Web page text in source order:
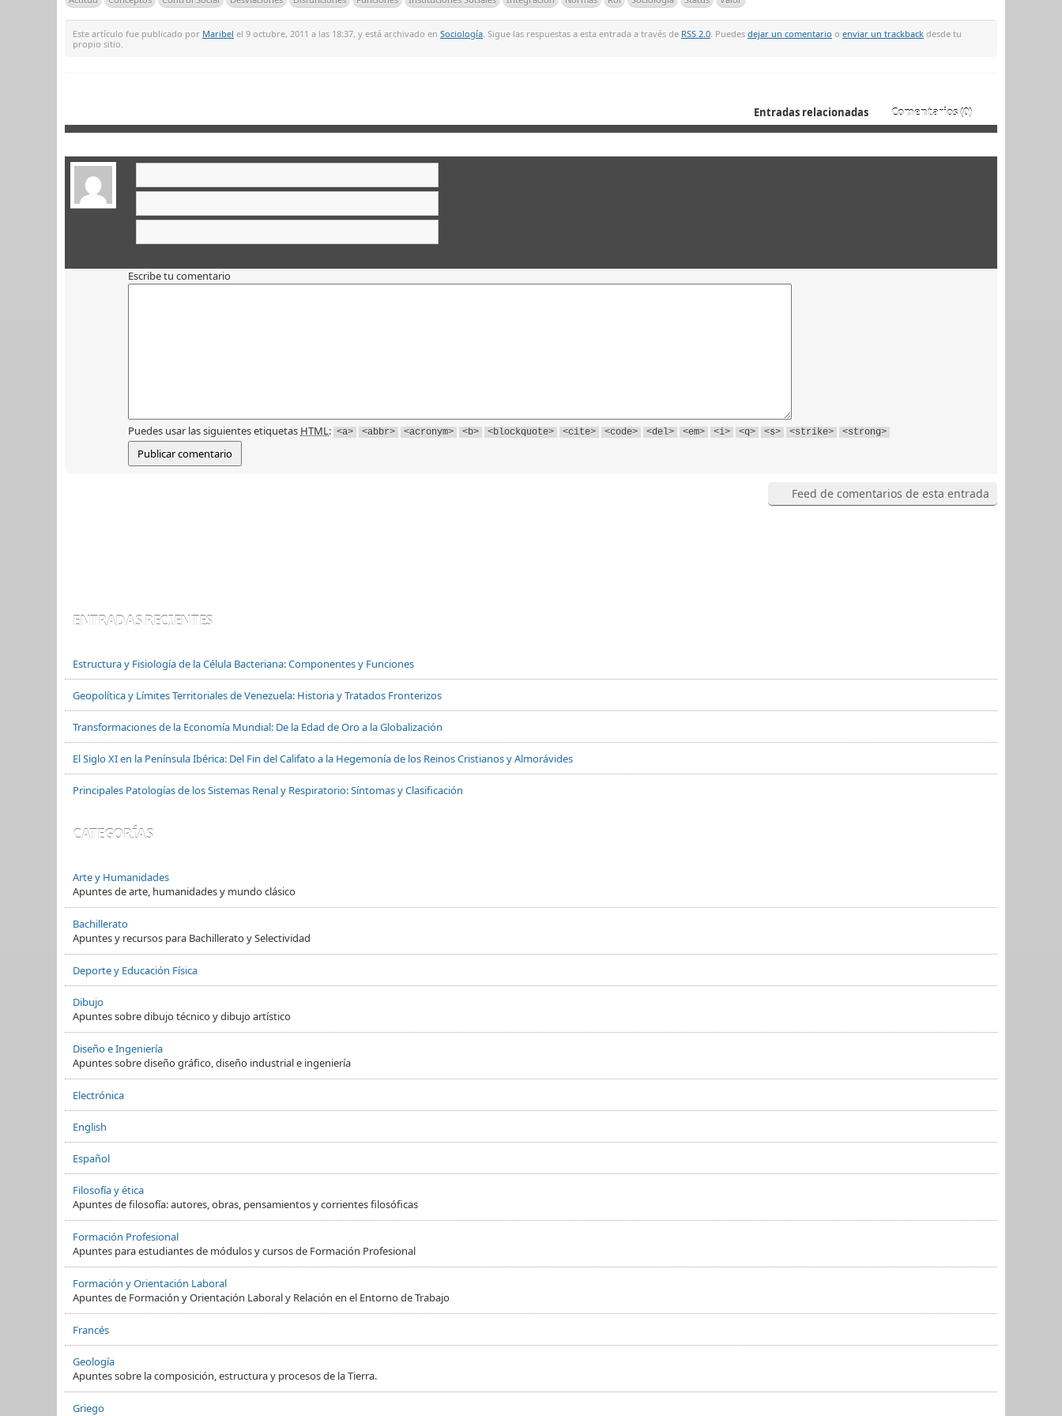
Este artículo fue publicado por Maribel el 9 octubre, 2011 a las 18:37, y está archivado en Sociología . Sigue las respuestas a esta entrada a través de RSS 2.0 . Puedes dejar un comentario o enviar un trackback desde tu
propio sitio.
Comentarios (0)
Entradas relacionadas
Escribe tu comentario
Puedes usar las siguientes etiquetas HTML: <a> <abbr> <acronym> <b> <blockquote> <cite> <code> <del> <em> <i> <q> <s> <strike> <strong>
Feed de comentarios de esta entrada
ENTRADAS RECIENTES
Estructura y Fisiología de la Célula Bacteriana: Componentes y Funciones
Geopolítica y Límites Territoriales de Venezuela: Historia y Tratados Fronterizos
Transformaciones de la Economía Mundial: De la Edad de Oro a la Globalización
El Siglo XI en la Península Ibérica: Del Fin del Califato a la Hegemonía de los Reinos Cristianos y Almorávides
Principales Patologías de los Sistemas Renal y Respiratorio: Síntomas y Clasificación
CATEGORÍAS
Arte y Humanidades
Apuntes de arte, humanidades y mundo clásico
Bachillerato
Apuntes y recursos para Bachillerato y Selectividad
Deporte y Educación Física
Dibujo
Apuntes sobre dibujo técnico y dibujo artístico
Diseño e Ingeniería
Apuntes sobre diseño gráfico, diseño industrial e ingeniería
Electrónica
English
Español
Filosofía y ética
Apuntes de filosofía: autores, obras, pensamientos y corrientes filosóficas
Formación Profesional
Apuntes para estudiantes de módulos y cursos de Formación Profesional
Formación y Orientación Laboral
Apuntes de Formación y Orientación Laboral y Relación en el Entorno de Trabajo
Francés
Geología
Apuntes sobre la composición, estructura y procesos de la Tierra.
Griego